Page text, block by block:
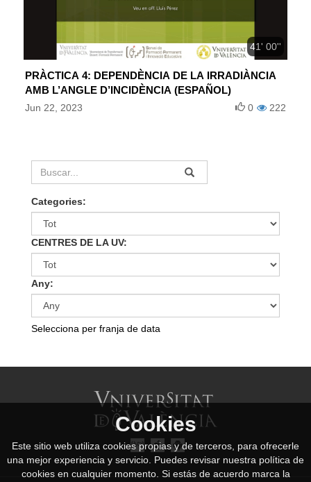
41' 00''
PRÀCTICA 4: DEPENDÈNCIA DE LA IRRADIÀNCIA
AMB L’ANGLE D’INCIDÈNCIA (ESPAÑOL)
Jun 22, 2023 222
0
Categories:
CENTRES DE LA UV:
Any:
Selecciona per franja de data
Cookies
Este sitio web utiliza cookies propias y de terceros, para ofrecerle
una mejor experiencia y servicio. Puedes revisar nuestra política de
cookies en cualquier momento. Si estás de acuerdo marca la